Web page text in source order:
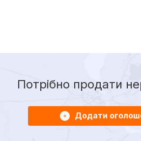
Потрібно продати
Додати